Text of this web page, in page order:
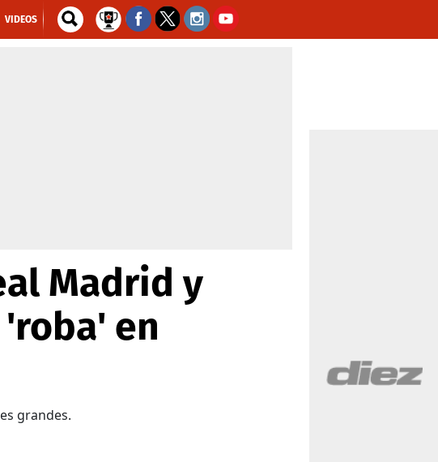
VIDEOS
Madrid y
en
grandes.